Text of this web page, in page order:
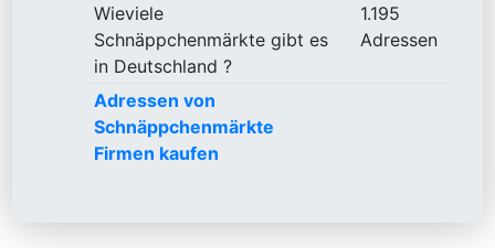
Wieviele
Schnäppchenmärkte gibt es
in Deutschland ?
1.195
Adressen
Adressen von
Schnäppchenmärkte
Firmen kaufen